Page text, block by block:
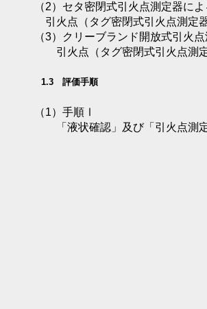
（2）セタ密閉式引火点測定器に
引火点（タグ密閉式引火点測定
（3）クリーブランド開放式引火
引火点（タグ密閉式引火点測定
1.3 評価手順
（1）手順Ⅰ
「液状確認」及び「引火点測定